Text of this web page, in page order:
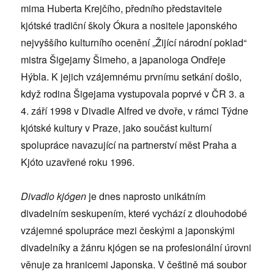
mima Huberta Krejčího, předního představitele
kjótské tradiční školy Ókura a nositele japonského
nejvyššího kulturního ocenění „Žijící národní poklad“
mistra Šigejamy Šimeho, a japanologa Ondřeje
Hýbla. K jejich vzájemnému prvnímu setkání došlo,
když rodina Šigejama vystupovala poprvé v ČR 3. a
4. září 1998 v Divadle Alfred ve dvoře, v rámci Týdne
kjótské kultury v Praze, jako součást kulturní
spolupráce navazující na partnerství měst Praha a
Kjóto uzavřené roku 1996.
Divadlo kjógen je dnes naprosto unikátním
divadelním seskupením, které vychází z dlouhodobé
vzájemné spolupráce mezi českými a japonskými
divadelníky a žánru kjógen se na profesionální úrovni
věnuje za hranicemi Japonska. V češtině má soubor